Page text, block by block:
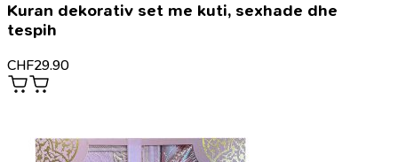
Kuran dekorativ set me kuti, sexhade dhe
tespih
CHF29.90